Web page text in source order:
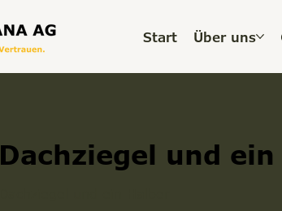
Start Über uns
Dachziegel und